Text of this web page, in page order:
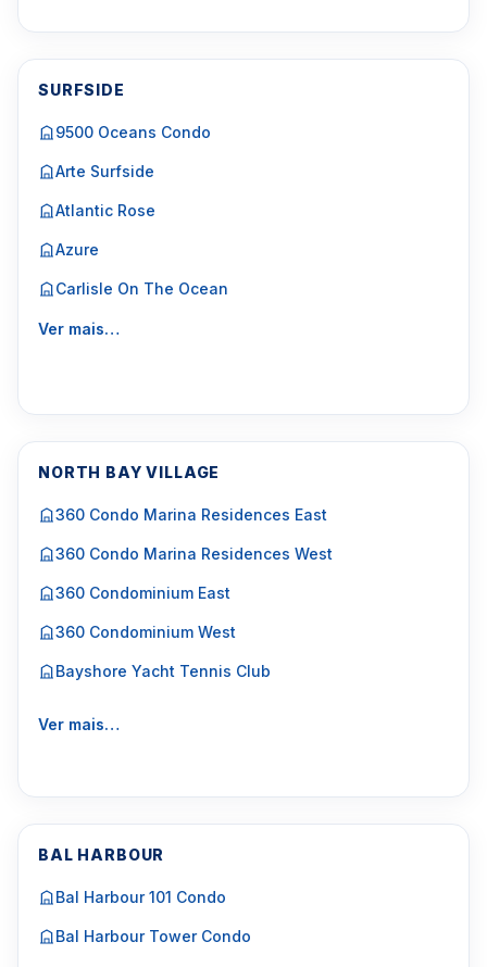
SURFSIDE
9500 Oceans Condo
Arte Surfside
Atlantic Rose
Azure
Carlisle On The Ocean
Ver mais…
NORTH BAY VILLAGE
360 Condo Marina Residences East
360 Condo Marina Residences West
360 Condominium East
360 Condominium West
Bayshore Yacht Tennis Club
Ver mais…
BAL HARBOUR
Bal Harbour 101 Condo
Bal Harbour Tower Condo